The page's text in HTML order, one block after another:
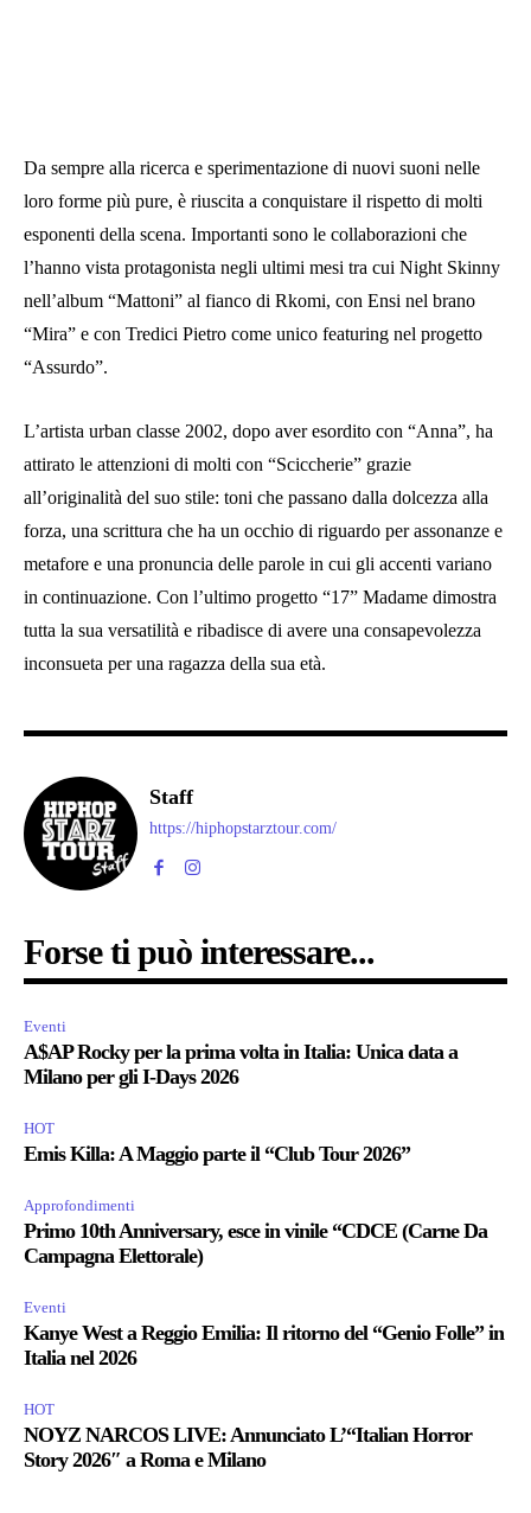
Da sempre alla ricerca e sperimentazione di nuovi suoni nelle
loro forme più pure, è riuscita a conquistare il rispetto di molti
esponenti della scena. Importanti sono le collaborazioni che
l’hanno vista protagonista negli ultimi mesi tra cui Night Skinny
nell’album “Mattoni” al fianco di Rkomi, con Ensi nel brano
“Mira” e con Tredici Pietro come unico featuring nel progetto
“Assurdo”.
L’artista urban classe 2002, dopo aver esordito con “Anna”, ha
attirato le attenzioni di molti con “Sciccherie” grazie
all’originalità del suo stile: toni che passano dalla dolcezza alla
forza, una scrittura che ha un occhio di riguardo per assonanze e
metafore e una pronuncia delle parole in cui gli accenti variano
in continuazione. Con l’ultimo progetto “17” Madame dimostra
tutta la sua versatilità e ribadisce di avere una consapevolezza
inconsueta per una ragazza della sua età.
Staff
https://hiphopstarztour.com/
Forse ti può interessare...
Eventi
A$AP Rocky per la prima volta in Italia: Unica data a
Milano per gli I-Days 2026
HOT
Emis Killa: A Maggio parte il “Club Tour 2026”
Approfondimenti
Primo 10th Anniversary, esce in vinile “CDCE (Carne Da
Campagna Elettorale)
Eventi
Kanye West a Reggio Emilia: Il ritorno del “Genio Folle” in
Italia nel 2026
HOT
NOYZ NARCOS LIVE: Annunciato L’“Italian Horror
Story 2026″ a Roma e Milano